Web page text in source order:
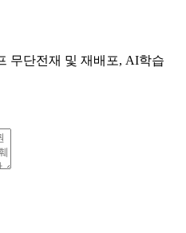
무단전재 및 재배포, AI학습